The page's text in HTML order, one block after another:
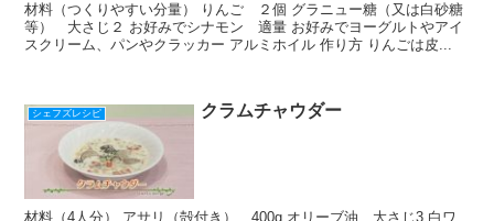
材料（つくりやすい分量） りんご ２個 グラニュー糖（又は白砂糖
等） 大さじ２ お好みでシナモン 適量 お好みでヨーグルトやアイ
スクリーム、パンやクラッカー アルミホイル 作り方 りんごは皮...
シェフズレシピ クラムチャウダー
材料（4人分） アサリ（殻付き） 400g オリーブ油 大さじ3 白ワ